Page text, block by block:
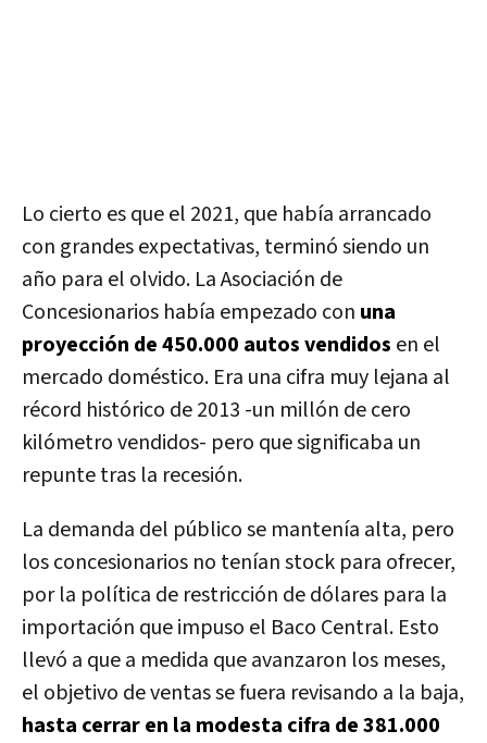
Lo cierto es que el 2021, que había arrancado
con grandes expectativas, terminó siendo un
año para el olvido. La Asociación de
Concesionarios había empezado con una
proyección de 450.000 autos vendidos en el
mercado doméstico. Era una cifra muy lejana al
récord histórico de 2013 -un millón de cero
kilómetro vendidos- pero que significaba un
repunte tras la recesión.
La demanda del público se mantenía alta, pero
los concesionarios no tenían stock para ofrecer,
por la política de restricción de dólares para la
importación que impuso el Baco Central. Esto
llevó a que a medida que avanzaron los meses,
el objetivo de ventas se fuera revisando a la baja,
hasta cerrar en la modesta cifra de 381.000